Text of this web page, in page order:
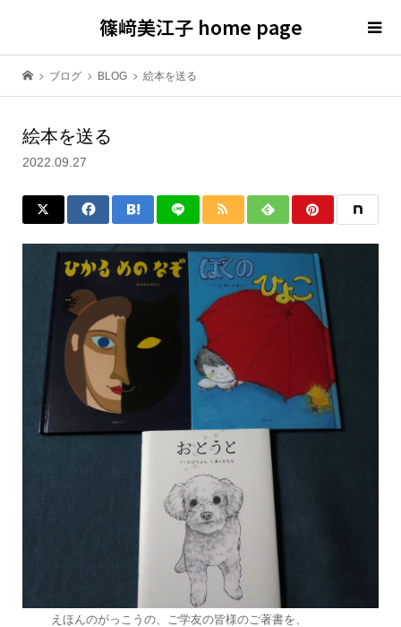
篠﨑美江子 home page
ブログ BLOG 絵本を送る
絵本を送る
2022.09.27
えほんのがっこうの、ご学友の皆様のご著書を、